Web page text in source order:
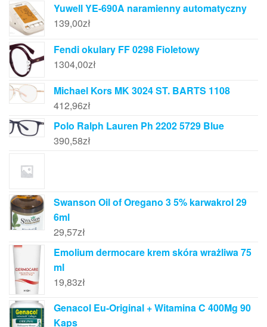
Yuwell YE-690A naramienny automatyczny
139,00zł
Fendi okulary FF 0298 Fioletowy
1304,00zł
Michael Kors MK 3024 ST. BARTS 1108
412,96zł
Polo Ralph Lauren Ph 2202 5729 Blue
390,58zł
Swanson Oil of Oregano 3 5% karwakrol 29
6ml
29,57zł
Emolium dermocare krem skóra wrażliwa 75
ml
19,83zł
Genacol Eu-Original + Witamina C 400Mg 90
Kaps